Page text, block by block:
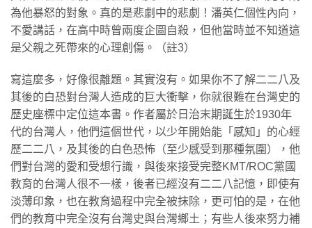
為他暴怒的對象。真的是悲劇中的悲劇！潘英仁個性內向，
不愛講話，在高中時曾兩度企圖自殺，但他當時並不知道這
是父親之死帶來的心理創傷。（註3）
​寫這麼多，好像很離題。其實沒有。如果你不了解二二八及
其後的白恐對台灣人造成的巨大衝擊，你就很難在台灣史的
歷史座標中定位這本書。作者屬於日治末期誕生於1930年
代的台灣人，他們這個世代，以少年開始能「感知」的心經
歷二二八，及其後的白色恐怖（至少感受到那種氛圍），他
們對台灣的愛和受想行識，與後來接受完整KMT/ROC黨國
教育的台灣人很不一樣，後者已經沒有二二八記憶，即使有
淡薄印象，也在教育過程中完全被抹除，更可怕的是，在他
們的教育中完全沒有台灣史與台灣鄉土；有些人後來努力補